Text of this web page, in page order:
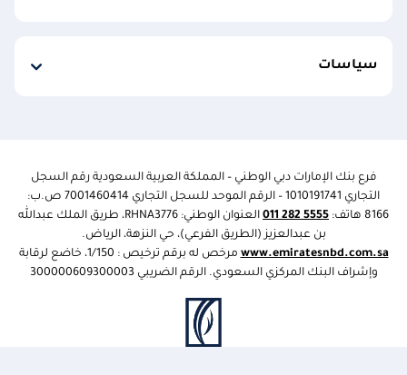
سياسات
فرع بنك الإمارات دبي الوطني – المملكة العربية السعودية رقم السجل
التجاري 1010191741
– الرقم الموحد للسجل التجاري 7001460414 ص.ب:
8166 هاتف:
5555 282 011 العنوان الوطني: RHNA3776، طريق الملك عبدالله
بن عبدالعزيز (الطريق الفرعي)، حي النزهة، الرياض.
www.emiratesnbd.com.sa
مرخص له برقم ترخيص : 1/150، خاضع لرقابة
وإشراف البنك المركزي السعودي. اﻟﺮﻗﻢ اﻟﻀﺮﻳﺒﻲ 300000609300003